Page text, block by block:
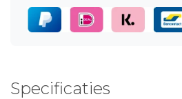
Specificaties